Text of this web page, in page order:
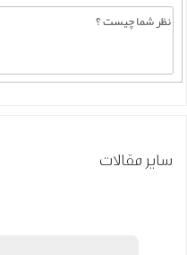
سایر مقالات